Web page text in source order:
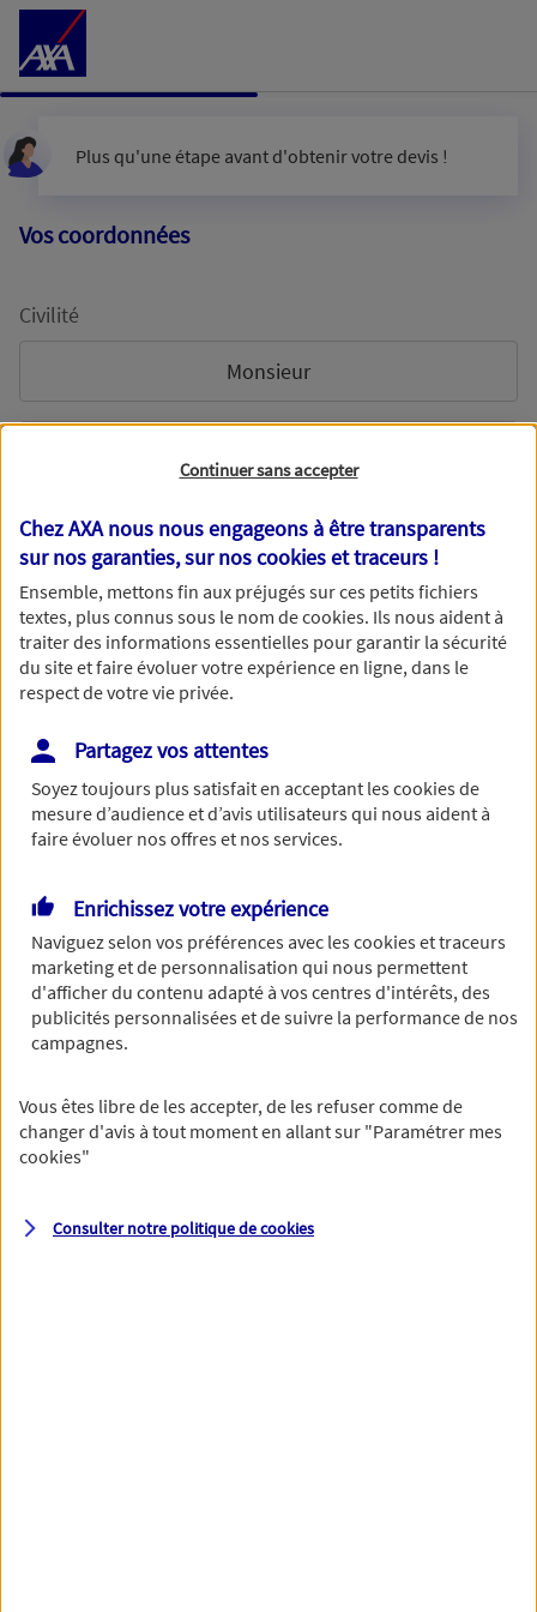
Accéder au Contenu
Plus qu'une étape avant d'obtenir votre devis !
Vos coordonnées
Civilité
Monsieur
Nom
Prénom
Date de Naissance
Numéro de téléphone
accompagner dans les prochaines étapes de votre souscription.
Continuer sans accepter
Chez AXA nous nous engageons à être transparents
sur nos garanties, sur noscookies et traceurs !
Ensemble, mettons fin aux préjugés sur ces petits fichiers
textes, plus connus sous le nom decookies. Ils nous aident à
traiter des informations essentielles pour garantir la sécurité
du site et faire évoluer votre expérience en ligne, dans le
respect de votre vie privée.
Partagez vos attentes
Soyez toujours plus satisfait en acceptant lescookiesde
mesure d’audience et d’avis utilisateurs qui nous aident à
faire évoluer nos offres et nos services.
Enrichissez votre expérience
Naviguez selon vos préférences avec lescookies et traceurs
marketing et de personnalisation qui nous permettent
d'afficher du contenu adapté à vos centres d'intérêts, des
publicités personnalisées et de suivre la performance de nos
campagnes.
Vous êtes libre de les accepter, de les refuser comme de
changer d'avis à tout moment en allant sur "Paramétrer mes
cookies"
Consulter notre politique decookies